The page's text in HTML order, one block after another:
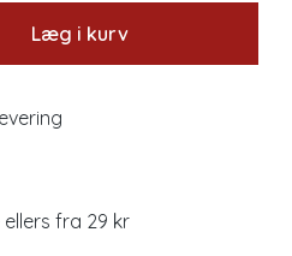
Læg i kurv
fra 29 kr